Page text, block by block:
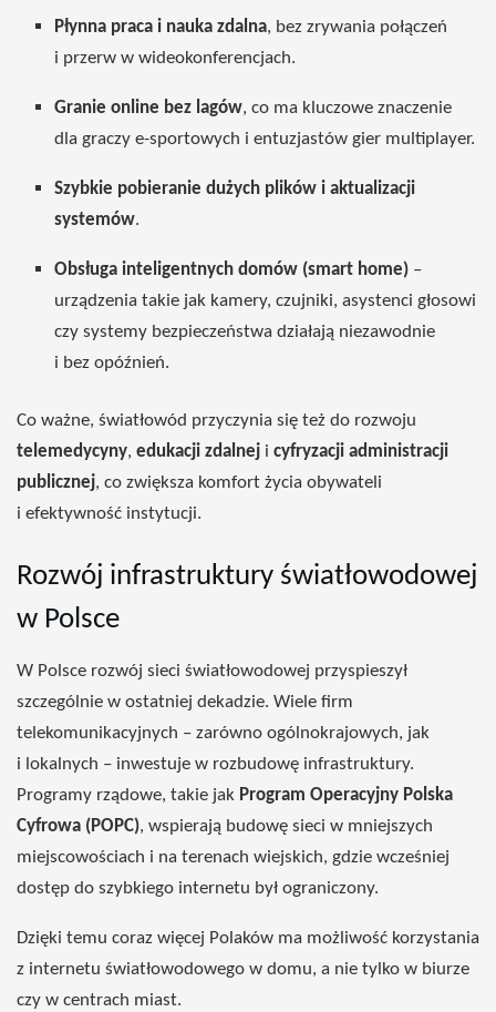
Płynna praca i nauka zdalna, bez zrywania połączeń
i przerw w wideokonferencjach.
Granie online bez lagów, co ma kluczowe znaczenie
dla graczy e-sportowych i entuzjastów gier multiplayer.
Szybkie pobieranie dużych plików i aktualizacji
systemów.
Obsługa inteligentnych domów (smart home) –
urządzenia takie jak kamery, czujniki, asystenci głosowi
czy systemy bezpieczeństwa działają niezawodnie
i bez opóźnień.
Co ważne, światłowód przyczynia się też do rozwoju
telemedycyny, edukacji zdalnej i cyfryzacji administracji
publicznej, co zwiększa komfort życia obywateli
i efektywność instytucji.
Rozwój infrastruktury światłowodowej
w Polsce
W Polsce rozwój sieci światłowodowej przyspieszył
szczególnie w ostatniej dekadzie. Wiele firm
telekomunikacyjnych – zarówno ogólnokrajowych, jak
i lokalnych – inwestuje w rozbudowę infrastruktury.
Programy rządowe, takie jak Program Operacyjny Polska
Cyfrowa (POPC), wspierają budowę sieci w mniejszych
miejscowościach i na terenach wiejskich, gdzie wcześniej
dostęp do szybkiego internetu był ograniczony.
Dzięki temu coraz więcej Polaków ma możliwość korzystania
z internetu światłowodowego w domu, a nie tylko w biurze
czy w centrach miast.